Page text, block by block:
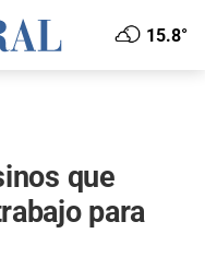
15.8°
que
para